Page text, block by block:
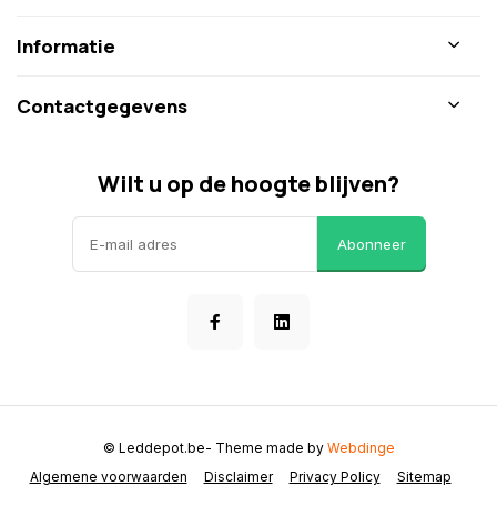
Informatie
Contactgegevens
Wilt u op de hoogte blijven?
Abonneer
Algemene voorwaarden Disclaimer Privacy Policy Sitemap
© Leddepot.be- Theme made by Webdinge